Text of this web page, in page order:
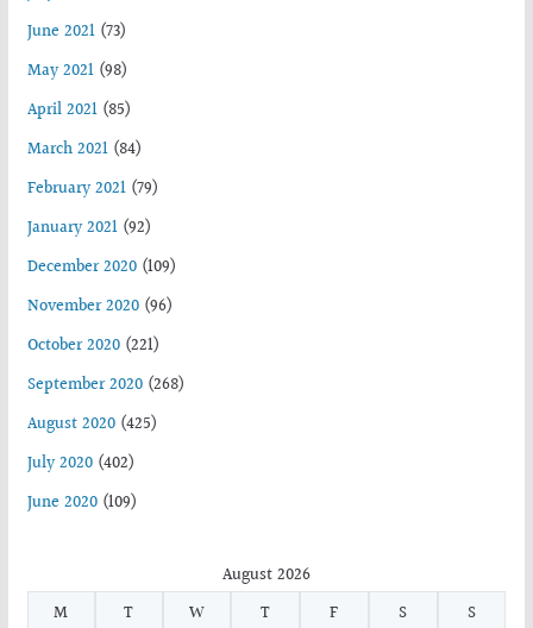
June 2021(73)
May 2021(98)
April 2021(85)
March 2021(84)
February 2021(79)
January 2021(92)
December 2020(109)
November 2020(96)
October 2020(221)
September 2020(268)
August 2020(425)
July 2020(402)
June 2020(109)
August 2026
M
T W T F S
S